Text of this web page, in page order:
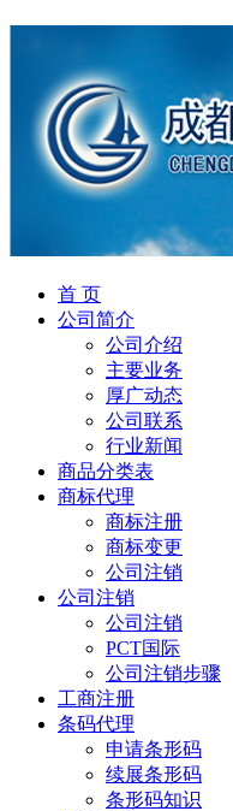
首 页
公司简介
公司介绍
主要业务
厚广动态
公司联系
行业新闻
商品分类表
商标代理
商标注册
商标变更
公司注销
公司注销
公司注销
PCT国际
公司注销步骤
工商注册
条码代理
申请条形码
续展条形码
条形码知识